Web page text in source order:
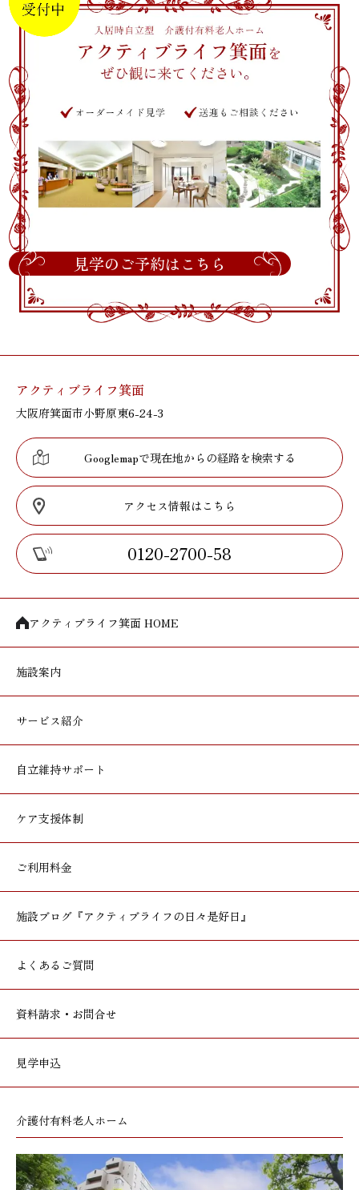
見学のご予約はこちら
アクティブライフ箕面
大阪府箕面市小野原東6-24-3
Googlemapで現在地からの経路を検索する
アクセス情報はこちら
0120-2700-58
アクティブライフ箕面 HOME
施設案内
サービス紹介
自立維持サポート
ケア支援体制
ご利用料金
施設ブログ 『アクティブライフの日々是好日』
よくあるご質問
資料請求・お問合せ
見学申込
介護付有料老人ホーム